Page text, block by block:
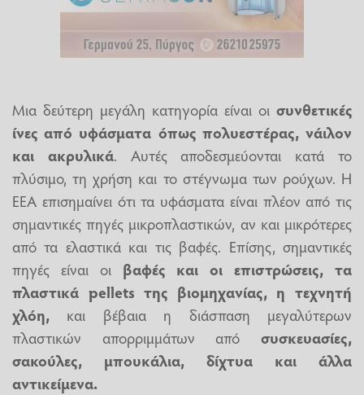
Μια δεύτερη μεγάλη κατηγορία είναι οι συνθετικές
ίνες από υφάσματα όπως πολυεστέρας, νάιλον
και ακρυλικά. Αυτές αποδεσμεύονται κατά το
πλύσιμο, τη χρήση και το στέγνωμα των ρούχων. Η
EEA επισημαίνει ότι τα υφάσματα είναι πλέον από τις
σημαντικές πηγές μικροπλαστικών, αν και μικρότερες
από τα ελαστικά και τις βαφές. Επίσης, σημαντικές
πηγές είναι οι βαφές και οι επιστρώσεις, τα
πλαστικά pellets της βιομηχανίας, η τεχνητή
χλόη, και βέβαια η διάσπαση μεγαλύτερων
πλαστικών απορριμμάτων από συσκευασίες,
σακούλες, μπουκάλια, δίχτυα και άλλα
αντικείμενα.